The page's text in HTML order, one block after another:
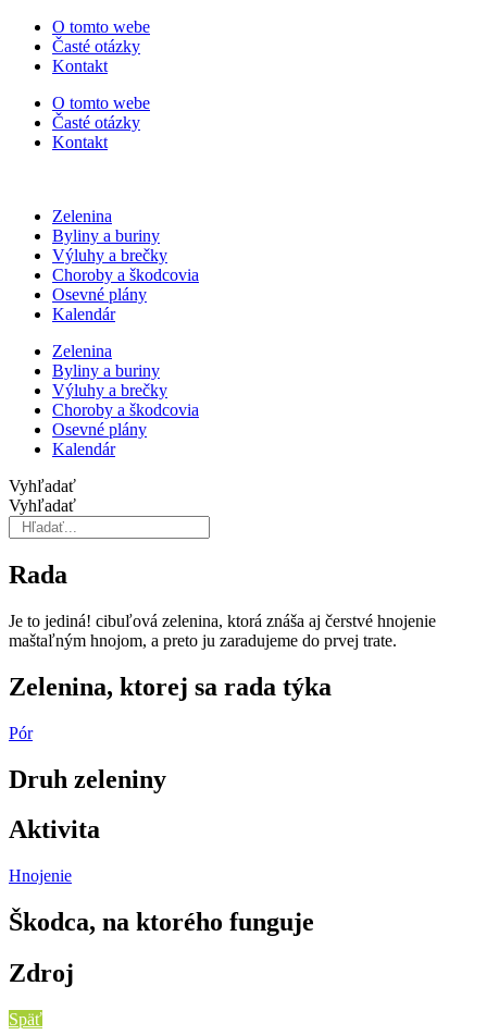
Preskočiť
obsah
O tomto webe
Časté otázky
Kontakt
O tomto webe
Časté otázky
Kontakt
Zelenina
Byliny a buriny
Výluhy a brečky
Choroby a škodcovia
Osevné plány
Kalendár
Zelenina
Byliny a buriny
Výluhy a brečky
Choroby a škodcovia
Osevné plány
Kalendár
Vyhľadať
Vyhľadať
Rada
Je to jediná! cibuľová zelenina, ktorá znáša aj čerstvé hnojenie
maštaľným hnojom, a preto ju zara­dujeme do prvej trate.
Zelenina, ktorej sa rada týka
Pór
Druh zeleniny
Aktivita
Hnojenie
Škodca, na ktorého funguje
Zdroj
Späť